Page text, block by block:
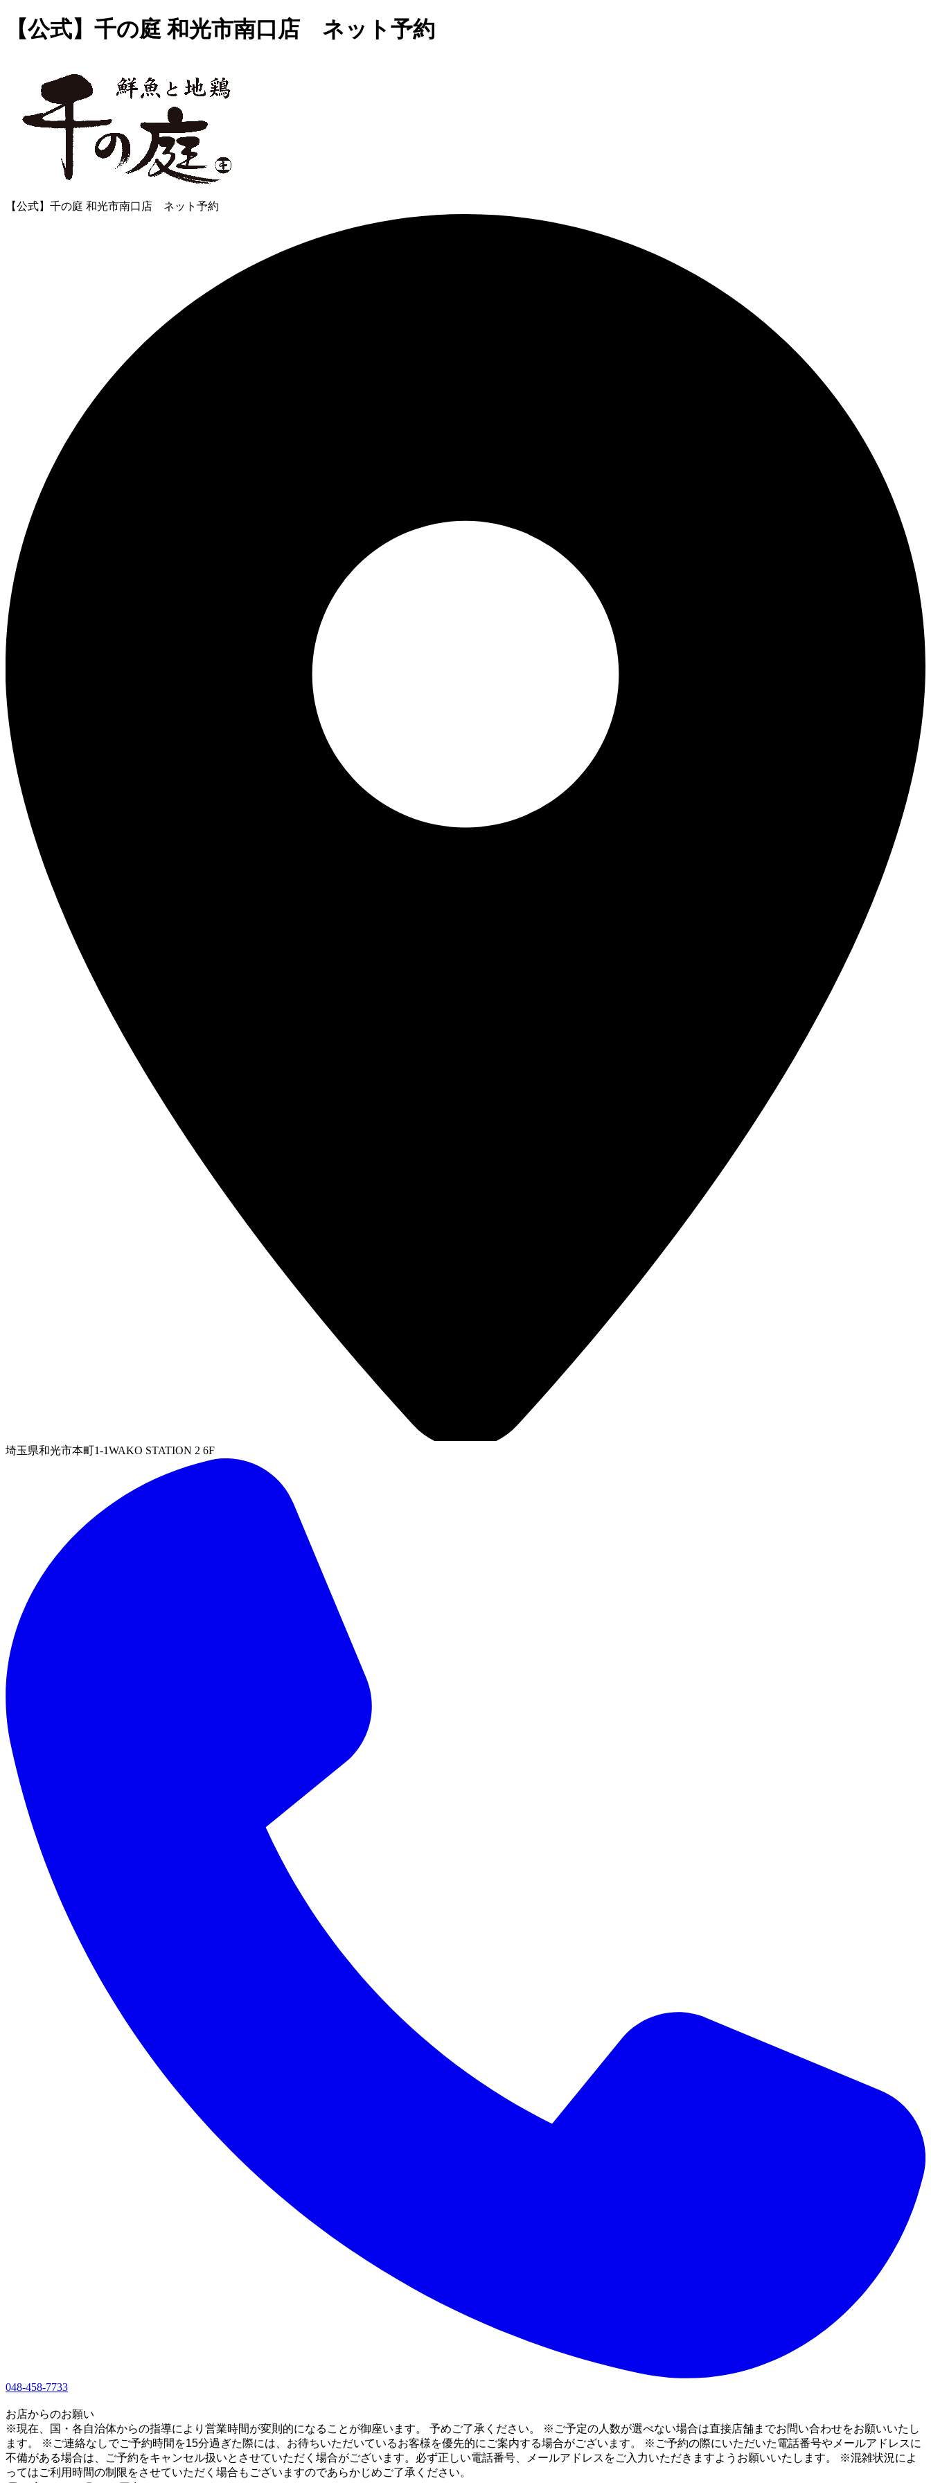
【公式】千の庭 和光市南口店 ネット予約
【公式】千の庭 和光市南口店 ネット予約
埼玉県和光市本町1-1WAKO STATION 2 6F
048-458-7733
お店からのお願い
※現在、国・各自治体からの指導により営業時間が変則的になることが御座います。 予めご了承ください。 ※ご予定の人数が選べない場合は直接店舗までお問い合わせをお願いいたし
ます。 ※ご連絡なしでご予約時間を15分過ぎた際には、お待ちいただいているお客様を優先的にご案内する場合がございます。 ※ご予約の際にいただいた電話番号やメールアドレスに
不備がある場合は、ご予約をキャンセル扱いとさせていただく場合がございます。必ず正しい電話番号、メールアドレスをご入力いただきますようお願いいたします。 ※混雑状況によ
ってはご利用時間の制限をさせていただく場合もございますのであらかじめご了承ください。